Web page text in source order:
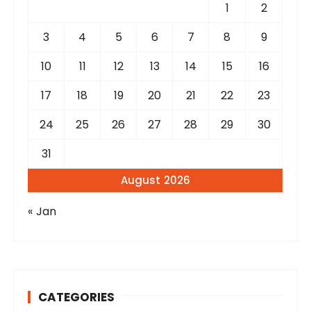
August 2026
1
2
3
4 5 6 7 8
9
10
11 12 13 14 15
16
17
18 19 20 21 22
23
24
25 26 27 28 29
30
31
« Jan
CATEGORIES